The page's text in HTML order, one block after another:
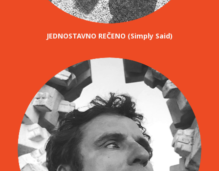
JEDNOSTAVNO REČENO (Simply Said)